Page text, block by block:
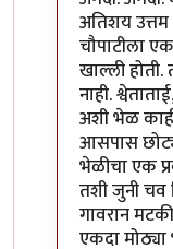
अतिशय
चौपाटीला
खाल्ली
नाही.
अशी भेळ
आसपास
भेळीचा एक
तशी जुनी चव
गावरान
एकदा मोठ्या